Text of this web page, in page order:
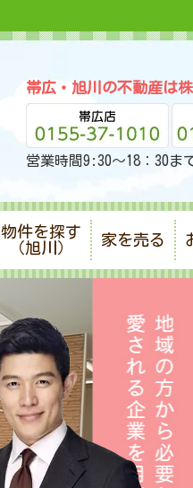
帯広・旭川の不動産は
営業時間9:30～18：30ま
物件を探す
（旭川）
家を売る